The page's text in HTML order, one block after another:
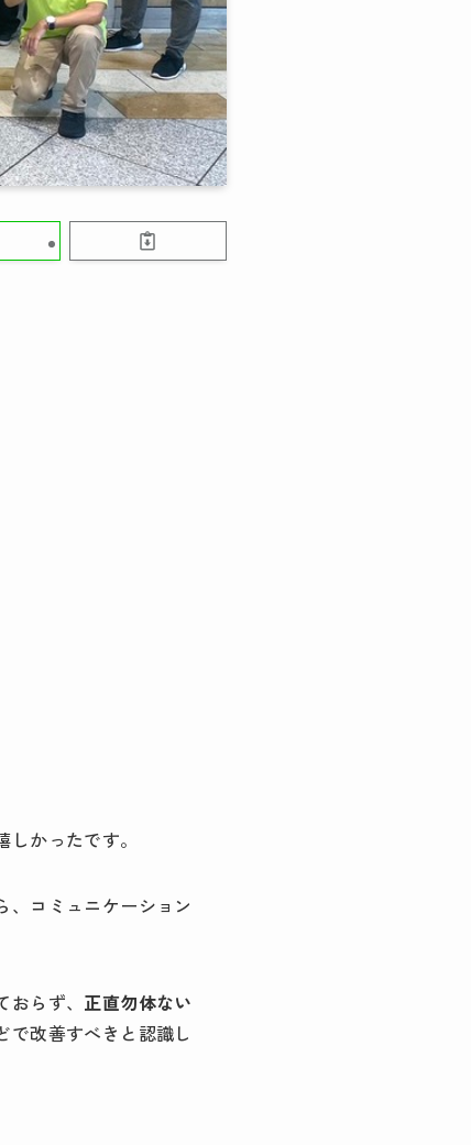
かったです。
、コミュニケーション
らず、 正直勿体ない
で改善すべきと認識し